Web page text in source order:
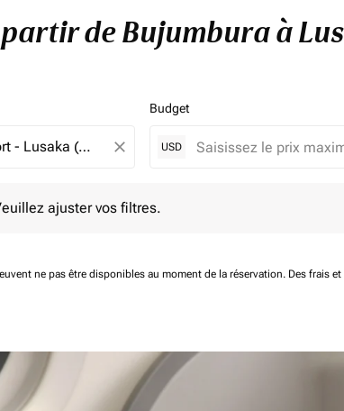
de Bujumbura à
close
Budget
USD
ajuster vos filtres.
ne pas être disponibles au moment de la réservation. Des frais